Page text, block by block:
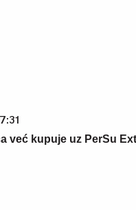
već kupuje uz PerSu